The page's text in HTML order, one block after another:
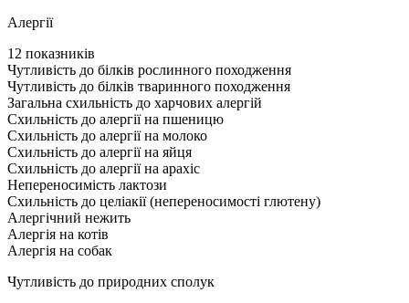
Алергії
12 показників
Чутливість до білків рослинного походження
Чутливість до білків тваринного походження
Загальна схильність до харчових алергій
Схильність до алергії на пшеницю
Схильність до алергії на молоко
Схильність до алергії на яйця
Схильність до алергії на арахіс
Непереносимість лактози
Схильність до целіакії (непереносимості глютену)
Алергічний нежить
Алергія на котів
Алергія на собак
Чутливість до природних сполук